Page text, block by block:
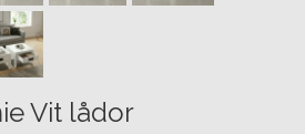
Vit lådor